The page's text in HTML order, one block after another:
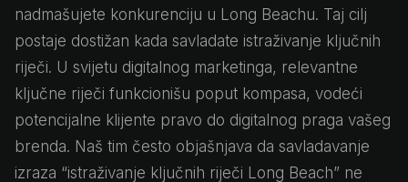
nadmašujete konkurenciju u Long Beachu. Taj cilj
postaje dostižan kada savladate istraživanje ključnih
riječi. U svijetu digitalnog marketinga, relevantne
ključne riječi funkcionišu poput kompasa, vodeći
potencijalne klijente pravo do digitalnog praga vašeg
brenda. Naš tim često objašnjava da savladavanje
izraza “istraživanje ključnih riječi Long Beach” ne